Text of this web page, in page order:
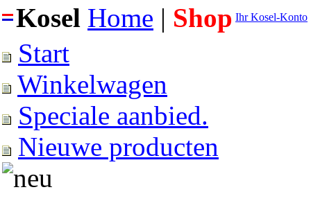
Kosel Home | Shop Ihr Kosel-Konto
Start
Winkelwagen
Speciale aanbied.
Nieuwe producten